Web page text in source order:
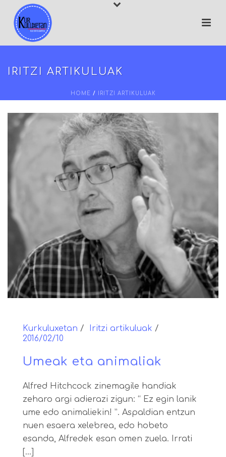
IRITZI ARTIKULUAK
HOME / IRITZI ARTIKULUAK
Kurkuluxetan
Iritzi artikuluak
2016/02/10
Umeak eta animaliak
Alfred Hitchcock zinemagile handiak
zeharo argi adierazi zigun: “ Ez egin lanik
ume edo animaliekin! ”. Aspaldian entzun
nuen esaera xelebrea, edo hobeto
esanda, Alfredek esan omen zuela. Irrati
[...]